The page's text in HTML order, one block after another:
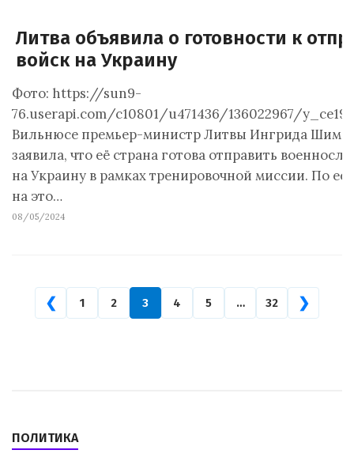
Литва объявила о готовности к
войск на Украину
Фото: https://sun9-
76.userapi.com/c10801/u471436/136022967/
Вильнюсе премьер-министр Литвы Ингрида
заявила, что её страна готова отправить
на Украину в рамках тренировочной миссии. По её
на это…
08/05/2024
❮ 1 2 3 4 5 … 32 ❯
ПОЛИТИКА